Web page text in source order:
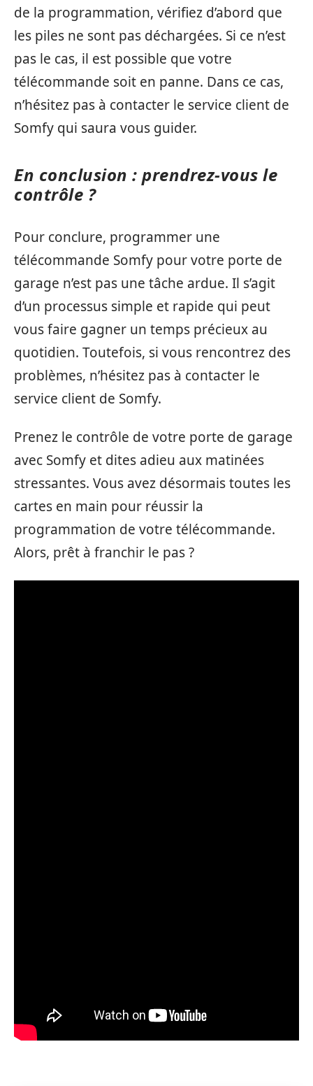
de la programmation, vérifiez d’abord que
les piles ne sont pas déchargées. Si ce n’est
pas le cas, il est possible que votre
télécommande soit en panne. Dans ce cas,
n’hésitez pas à contacter le service client de
Somfy qui saura vous guider.
En conclusion : prendrez-vous le
contrôle ?
Pour conclure, programmer une
télécommande Somfy pour votre porte de
garage n’est pas une tâche ardue. Il s’agit
d’un processus simple et rapide qui peut
vous faire gagner un temps précieux au
quotidien. Toutefois, si vous rencontrez des
problèmes, n’hésitez pas à contacter le
service client de Somfy.
Prenez le contrôle de votre porte de garage
avec Somfy et dites adieu aux matinées
stressantes. Vous avez désormais toutes les
cartes en main pour réussir la
programmation de votre télécommande.
Alors, prêt à franchir le pas ?